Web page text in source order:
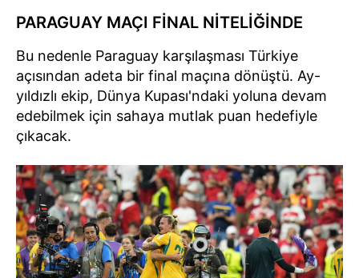
PARAGUAY MAÇI FİNAL NİTELİĞİNDE
Bu nedenle Paraguay karşılaşması Türkiye
açısından adeta bir final maçına dönüştü. Ay-
yıldızlı ekip, Dünya Kupası'ndaki yoluna devam
edebilmek için sahaya mutlak puan hedefiyle
çıkacak.